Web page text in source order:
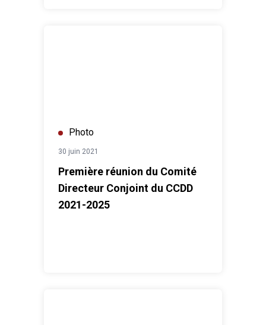
Photo
30 juin 2021
Première réunion du Comité
Directeur Conjoint du CCDD
2021-2025